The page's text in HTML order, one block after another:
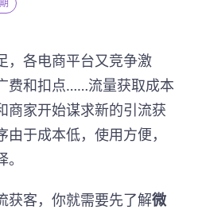
，各电商平台又竞争激
费和扣点……流量获取成本
商家开始谋求新的引流获
于成本低，使用方便，
获客，你就需要先了解微